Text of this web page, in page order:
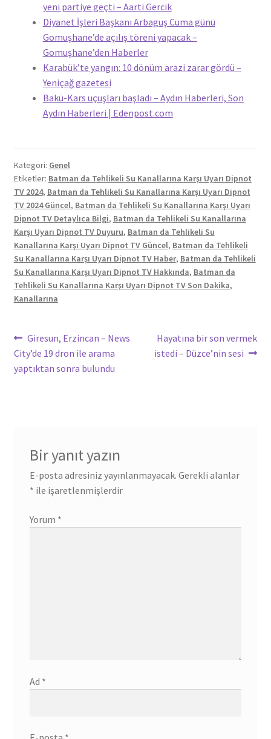
yeni partiye geçti – Aarti Gercik
Diyanet İşleri Başkanı Arbaguş Cuma günü
Gomuşhane’de açılış töreni yapacak –
Gomuşhane’den Haberler
Karabük’te yangın: 10 dönüm arazi zarar gördü –
Yeniçağ gazetesi
Bakü-Kars uçuşları başladı – Aydın Haberleri, Son
Aydın Haberleri | Edenpost.com
Kategori: Genel
Etiketler: Batman da Tehlikeli Su Kanallarına Karşı Uyarı Dipnot
TV 2024, Batman da Tehlikeli Su Kanallarına Karşı Uyarı Dipnot
TV 2024 Güncel, Batman da Tehlikeli Su Kanallarına Karşı Uyarı
Dipnot TV Detaylıca Bilgi, Batman da Tehlikeli Su Kanallarına
Karşı Uyarı Dipnot TV Duyuru, Batman da Tehlikeli Su
Kanallarına Karşı Uyarı Dipnot TV Güncel, Batman da Tehlikeli
Su Kanallarına Karşı Uyarı Dipnot TV Haber, Batman da Tehlikeli
Su Kanallarına Karşı Uyarı Dipnot TV Hakkında, Batman da
Tehlikeli Su Kanallarına Karşı Uyarı Dipnot TV Son Dakika,
Kanallarına
Yazı
gezinmesi
Önceki
yazı:
Giresun, Erzincan – News
City’de 19 dron ile arama
yaptıktan sonra bulundu
Sonraki
yazı:
Hayatına bir son vermek
istedi – Düzce’nin sesi
Bir yanıt yazın
E-posta adresiniz yayınlanmayacak. Gerekli alanlar
* ile işaretlenmişlerdir
Yorum *
Ad *